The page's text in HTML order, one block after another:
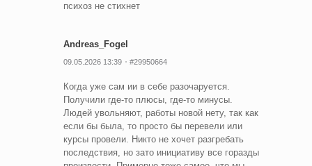
психоз не стихнет
Andreas_Fogel
09.05.2026 13:39 #29950664
Когда уже сам ии в себе разочаруется.
Получили где-то плюсы, где-то минусы.
Людей увольняют, работы новой нету, так как
если бы была, то просто бы перевели или
курсы провели. Никто не хочет разгребать
последствия, но зато инициативу все горазды